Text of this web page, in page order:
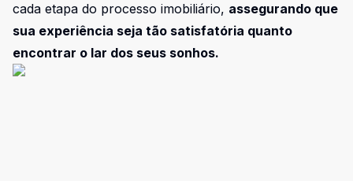
cada etapa do processo imobiliário, assegurando que
sua experiência seja tão satisfatória quanto
encontrar o lar dos seus sonhos.